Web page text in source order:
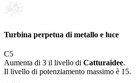
Turbina perpetua di metallo e luce
C5
Aumenta di 3 il livello di Catturaidee.
Il livello di potenziamento massimo è 15.